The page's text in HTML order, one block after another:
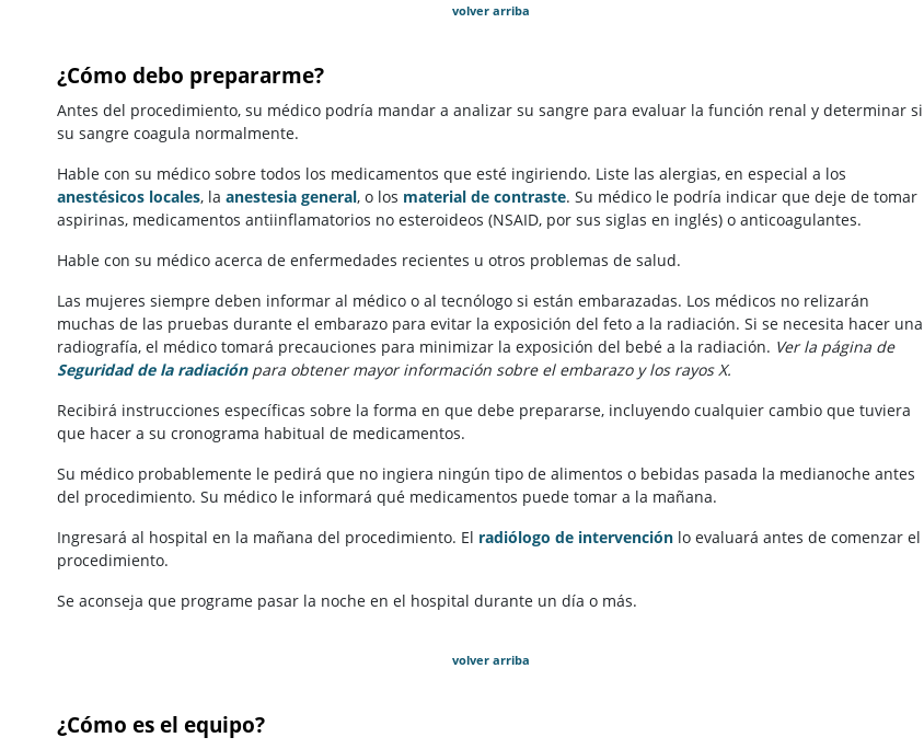
volver arriba
¿Cómo debo prepararme?
Antes del procedimiento, su médico podría mandar a analizar su sangre para evaluar la función renal y determinar si
su sangre coagula normalmente.
Hable con su médico sobre todos los medicamentos que esté ingiriendo. Liste las alergias, en especial a los
anestésicos locales, la anestesia general, o los material de contraste. Su médico le podría indicar que deje de tomar
aspirinas, medicamentos antiinflamatorios no esteroideos (NSAID, por sus siglas en inglés) o anticoagulantes.
Hable con su médico acerca de enfermedades recientes u otros problemas de salud.
Las mujeres siempre deben informar al médico o al tecnólogo si están embarazadas. Los médicos no relizarán
muchas de las pruebas durante el embarazo para evitar la exposición del feto a la radiación. Si se necesita hacer una
radiografía, el médico tomará precauciones para minimizar la exposición del bebé a la radiación. Ver la página de
Seguridad de la radiaciónpara obtener mayor información sobre el embarazo y los rayos X.
Recibirá instrucciones específicas sobre la forma en que debe prepararse, incluyendo cualquier cambio que tuviera
que hacer a su cronograma habitual de medicamentos.
Su médico probablemente le pedirá que no ingiera ningún tipo de alimentos o bebidas pasada la medianoche antes
del procedimiento. Su médico le informará qué medicamentos puede tomar a la mañana.
Ingresará al hospital en la mañana del procedimiento. El radiólogo de intervención lo evaluará antes de comenzar el
procedimiento.
Se aconseja que programe pasar la noche en el hospital durante un día o más.
volver arriba
¿Cómo es el equipo?